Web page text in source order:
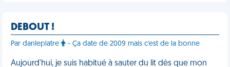
DEBOUT !
Par danleplatre - Ça date de 2009 mais c'est de la bonne
Aujourd'hui, je suis habitué à sauter du lit dès que mon